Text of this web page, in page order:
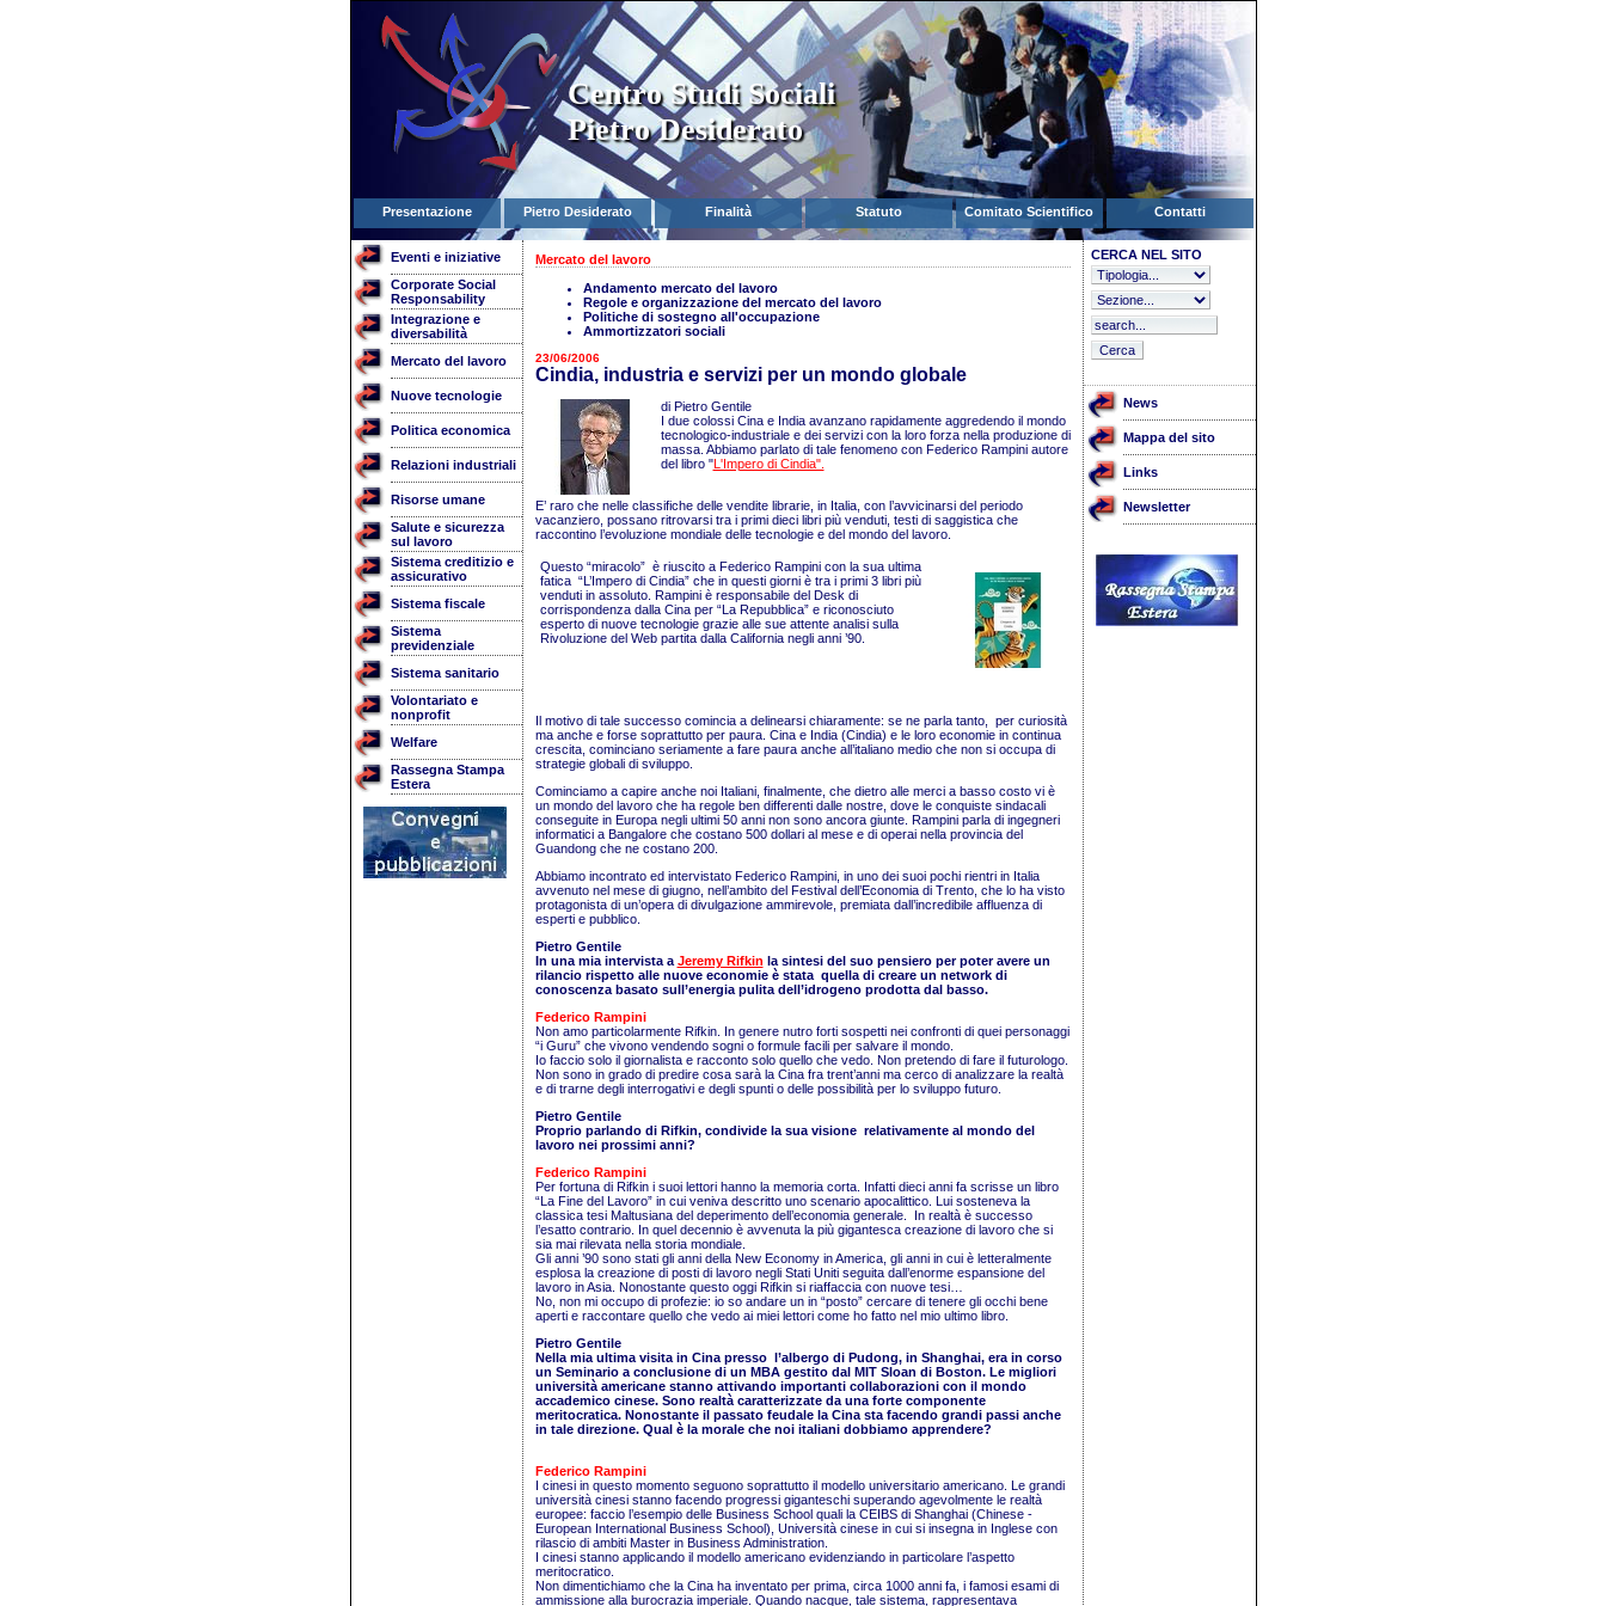
Centro Studi Sociali
Pietro Desiderato
Presentazione Pietro Desiderato Finalità Statuto Comitato Scientifico Contatti
Eventi e iniziative
Corporate Social
Responsability
Integrazione e
diversabilità
Mercato del lavoro
Nuove tecnologie
Politica economica
Relazioni industriali
Risorse umane
Salute e sicurezza
sul lavoro
Sistema creditizio e
assicurativo
Sistema fiscale
Sistema
previdenziale
Sistema sanitario
Volontariato e
nonprofit
Welfare
Rassegna Stampa
Estera
Mercato del lavoro
Andamento mercato del lavoro
Regole e organizzazione del mercato del lavoro
Politiche di sostegno all'occupazione
Ammortizzatori sociali
23/06/2006
Cindia, industria e servizi per un mondo globale
di Pietro Gentile
I due colossi Cina e India avanzano rapidamente aggredendo il mondo
tecnologico-industriale e dei servizi con la loro forza nella produzione di
massa. Abbiamo parlato di tale fenomeno con Federico Rampini autore
del libro "L'Impero di Cindia".
E’ raro che nelle classifiche delle vendite librarie, in Italia, con l’avvicinarsi del periodo
vacanziero, possano ritrovarsi tra i primi dieci libri più venduti, testi di saggistica che
raccontino l’evoluzione mondiale delle tecnologie e del mondo del lavoro.
Questo “miracolo” è riuscito a Federico Rampini con la sua ultima
fatica “L’Impero di Cindia” che in questi giorni è tra i primi 3 libri più
venduti in assoluto. Rampini è responsabile del Desk di
corrispondenza dalla Cina per “La Repubblica” e riconosciuto
esperto di nuove tecnologie grazie alle sue attente analisi sulla
Rivoluzione del Web partita dalla California negli anni ’90.
Il motivo di tale successo comincia a delinearsi chiaramente: se ne parla tanto, per curiosità
ma anche e forse soprattutto per paura. Cina e India (Cindia) e le loro economie in continua
crescita, cominciano seriamente a fare paura anche all’italiano medio che non si occupa di
strategie globali di sviluppo.
Cominciamo a capire anche noi Italiani, finalmente, che dietro alle merci a basso costo vi è
un mondo del lavoro che ha regole ben differenti dalle nostre, dove le conquiste sindacali
conseguite in Europa negli ultimi 50 anni non sono ancora giunte. Rampini parla di ingegneri
informatici a Bangalore che costano 500 dollari al mese e di operai nella provincia del
Guandong che ne costano 200.
Abbiamo incontrato ed intervistato Federico Rampini, in uno dei suoi pochi rientri in Italia
avvenuto nel mese di giugno, nell’ambito del Festival dell’Economia di Trento, che lo ha visto
protagonista di un’opera di divulgazione ammirevole, premiata dall’incredibile affluenza di
esperti e pubblico.
Pietro Gentile
In una mia intervista a Jeremy Rifkin la sintesi del suo pensiero per poter avere un
rilancio rispetto alle nuove economie è stata quella di creare un network di
conoscenza basato sull’energia pulita dell’idrogeno prodotta dal basso.
Federico Rampini
Non amo particolarmente Rifkin. In genere nutro forti sospetti nei confronti di quei personaggi
“i Guru” che vivono vendendo sogni o formule facili per salvare il mondo.
Io faccio solo il giornalista e racconto solo quello che vedo. Non pretendo di fare il futurologo.
Non sono in grado di predire cosa sarà la Cina fra trent’anni ma cerco di analizzare la realtà
e di trarne degli interrogativi e degli spunti o delle possibilità per lo sviluppo futuro.
Pietro Gentile
Proprio parlando di Rifkin, condivide la sua visione relativamente al mondo del
lavoro nei prossimi anni?
Federico Rampini
Per fortuna di Rifkin i suoi lettori hanno la memoria corta. Infatti dieci anni fa scrisse un libro
“La Fine del Lavoro” in cui veniva descritto uno scenario apocalittico. Lui sosteneva la
classica tesi Maltusiana del deperimento dell’economia generale. In realtà è successo
l’esatto contrario. In quel decennio è avvenuta la più gigantesca creazione di lavoro che si
sia mai rilevata nella storia mondiale.
Gli anni ’90 sono stati gli anni della New Economy in America, gli anni in cui è letteralmente
esplosa la creazione di posti di lavoro negli Stati Uniti seguita dall’enorme espansione del
lavoro in Asia. Nonostante questo oggi Rifkin si riaffaccia con nuove tesi…
No, non mi occupo di profezie: io so andare un in “posto” cercare di tenere gli occhi bene
aperti e raccontare quello che vedo ai miei lettori come ho fatto nel mio ultimo libro.
Pietro Gentile
Nella mia ultima visita in Cina presso l’albergo di Pudong, in Shanghai, era in corso
un Seminario a conclusione di un MBA gestito dal MIT Sloan di Boston. Le migliori
università americane stanno attivando importanti collaborazioni con il mondo
accademico cinese. Sono realtà caratterizzate da una forte componente
meritocratica. Nonostante il passato feudale la Cina sta facendo grandi passi anche
in tale direzione. Qual è la morale che noi italiani dobbiamo apprendere?
Federico Rampini
I cinesi in questo momento seguono soprattutto il modello universitario americano. Le grandi
università cinesi stanno facendo progressi giganteschi superando agevolmente le realtà
europee: faccio l’esempio delle Business School quali la CEIBS di Shanghai (Chinese -
European International Business School), Università cinese in cui si insegna in Inglese con
rilascio di ambiti Master in Business Administration.
I cinesi stanno applicando il modello americano evidenziando in particolare l’aspetto
meritocratico.
Non dimentichiamo che la Cina ha inventato per prima, circa 1000 anni fa, i famosi esami di
ammissione alla burocrazia imperiale. Quando nacque, tale sistema, rappresentava
CERCA NEL SITO
News
Mappa del sito
Links
Newsletter